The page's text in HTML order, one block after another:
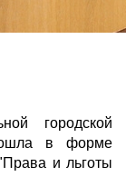
городской
в форме
и льготы